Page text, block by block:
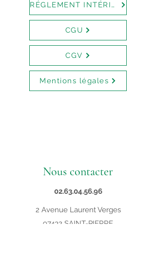
RÉGLEMENT INTÉRIEUR
CGU
CGV
Mentions légales
Nous contacter
02.63.04.56.96
2 Avenue Laurent Verges
97432 SAINT-PIERRE